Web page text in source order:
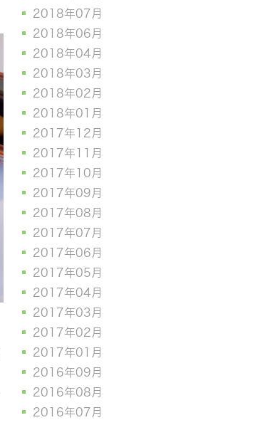
2018年07月
2018年06月
2018年04月
2018年03月
2018年02月
2018年01月
2017年12月
2017年11月
2017年10月
2017年09月
2017年08月
2017年07月
2017年06月
2017年05月
2017年04月
2017年03月
2017年02月
2017年01月
2016年09月
2016年08月
2016年07月